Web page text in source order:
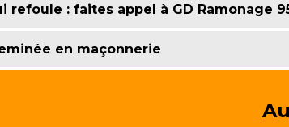
refoule : faites appel à GD Ramonage
en maçonnerie